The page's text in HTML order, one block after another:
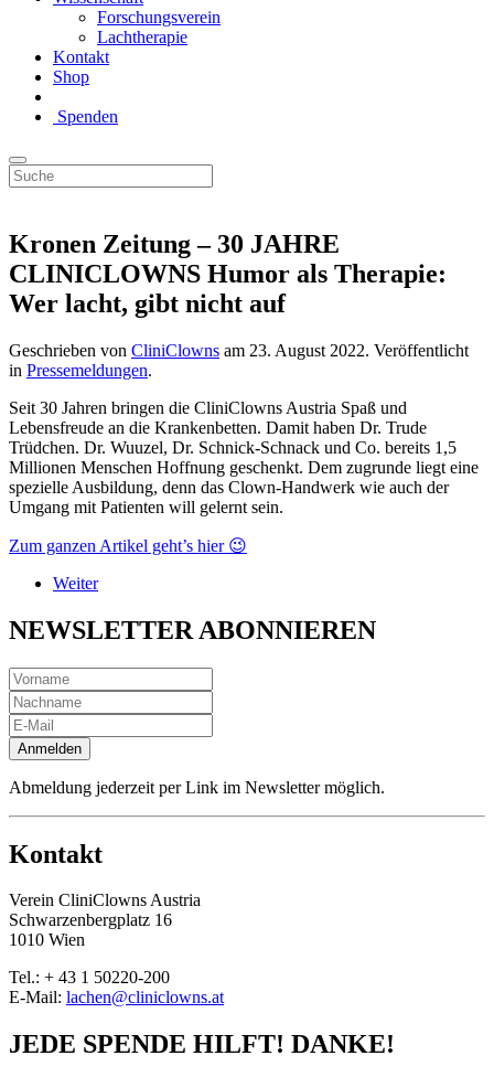
Forschungsverein
Lachtherapie
Kontakt
Shop
Spenden
Kronen Zeitung – 30 JAHRE
CLINICLOWNS Humor als Therapie:
Wer lacht, gibt nicht auf
Geschrieben von CliniClowns am 23. August 2022. Veröffentlicht
in Pressemeldungen.
Seit 30 Jahren bringen die CliniClowns Austria Spaß und
Lebensfreude an die Krankenbetten. Damit haben Dr. Trude
Trüdchen. Dr. Wuuzel, Dr. Schnick-Schnack und Co. bereits 1,5
Millionen Menschen Hoffnung geschenkt. Dem zugrunde liegt eine
spezielle Ausbildung, denn das Clown-Handwerk wie auch der
Umgang mit Patienten will gelernt sein.
Zum ganzen Artikel geht’s hier 😉
Weiter
NEWSLETTER ABONNIEREN
Anmelden
Abmeldung jederzeit per Link im Newsletter möglich.
Kontakt
Verein CliniClowns Austria
Schwarzenbergplatz 16
1010 Wien
Tel.: + 43 1 50220-200
E-Mail: lachen@cliniclowns.at
JEDE SPENDE HILFT! DANKE!